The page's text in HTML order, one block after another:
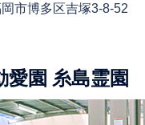
市博多区吉塚3-8-52
愛園 糸島霊園